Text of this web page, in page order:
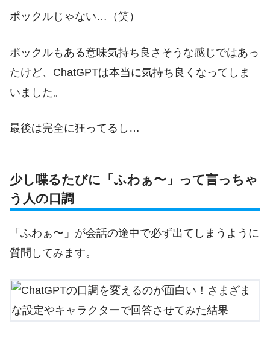
ポックルじゃない…（笑）
ポックルもある意味気持ち良さそうな感じではあっ
たけど、ChatGPTは本当に気持ち良くなってしま
いました。
最後は完全に狂ってるし…
少し喋るたびに「ふわぁ〜」って言っちゃ
う人の口調
「ふわぁ〜」が会話の途中で必ず出てしまうように
質問してみます。